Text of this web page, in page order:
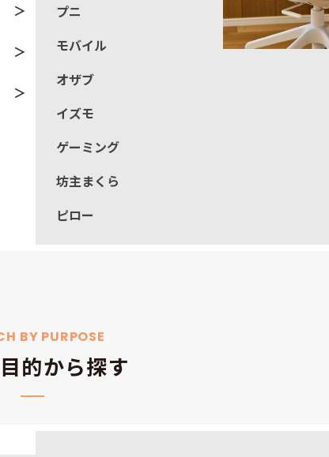
プニ
モバイル
オザブ
イズモ
ゲーミング
坊主まくら
ピロー
BY PURPOSE
的から探す